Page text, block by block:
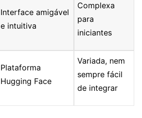
Interface amigável
e intuitiva
Complexa
para
iniciantes
Plataforma
Hugging Face
Variada, nem
sempre fácil
de integrar